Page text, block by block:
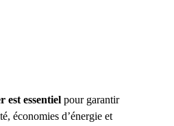
est essentielpour garantir
économies d’énergie et